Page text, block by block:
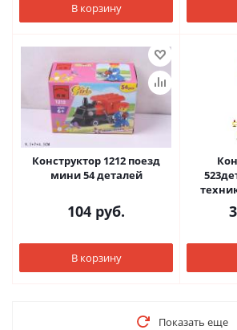
В корзину
Конструктор 1212 поезд
мини 54 деталей
104 руб.
В корзину
Показать еще